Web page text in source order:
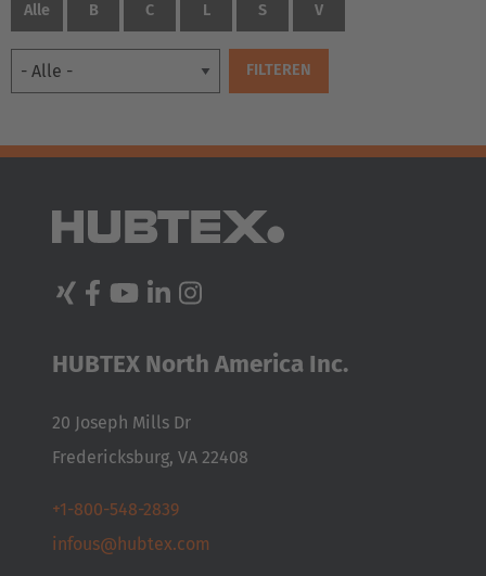
Nederlands Français
Cesko
Alle B C L S V
HUBTEX North America Inc.
20 Joseph Mills Dr
Fredericksburg, VA 22408
+1-800-548-2839
infous@hubtex.com